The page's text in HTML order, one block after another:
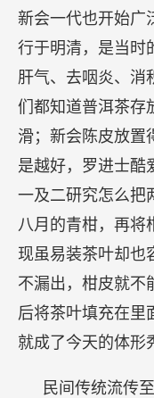
新会一代也开始广
行于明清，是当时
肝气、去咽炎、消
们都知道普洱茶存
滑；新会陈皮放置
是越好，罗进士酷
一及二研究怎么把
八月的青柑，再将
现虽易装茶叶却也
不漏出，柑皮就不
后将茶叶填充在里
就成了今天的体形
民间传统流传